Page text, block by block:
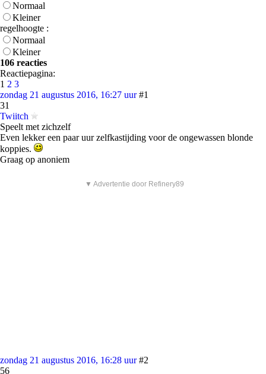
Normaal
Kleiner
regelhoogte :
Normaal
Kleiner
106 reacties
Reactiepagina:
1 2 3
zondag 21 augustus 2016, 16:27 uur #1
31
Twiitch
Speelt met zichzelf
Even lekker een paar uur zelfkastijding voor de ongewassen blonde
koppies.
Graag op anoniem
▼ Advertentie door Refinery89
zondag 21 augustus 2016, 16:28 uur #2
56